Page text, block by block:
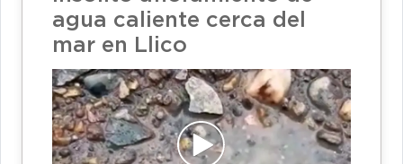
agua caliente cerca del
mar en Llico